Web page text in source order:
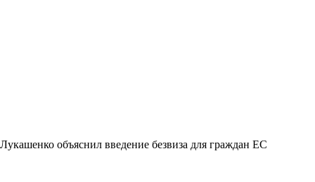
Лукашенко объяснил введение безвиза для граждан ЕС